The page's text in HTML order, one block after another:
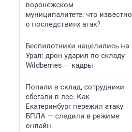
воронежском
муниципалитете: что известно
о последствиях атак?
Беспилотники нацелились на
Урал: дрон ударил по складу
Wildberries — кадры
Попали в склад, сотрудники
сбегали в лес. Как
Екатеринбург пережил атаку
БПЛА — следили в режиме
онлайн